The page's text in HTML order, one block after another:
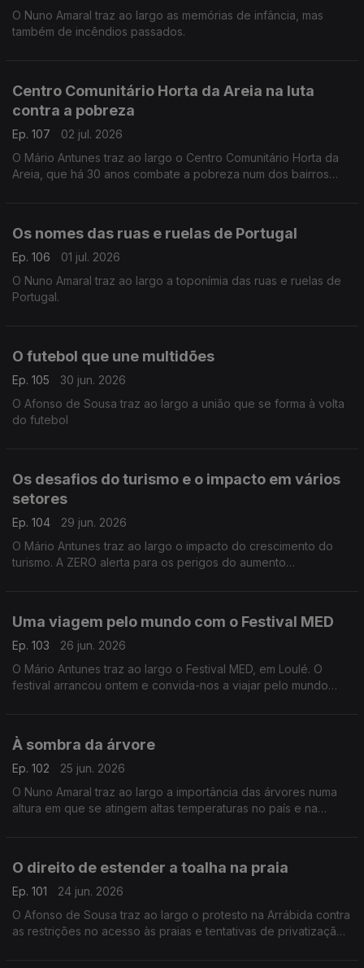
O Nuno Amaral traz ao largo as memórias de infância, mas
também de incêndios passados.
Centro Comunitário Horta da Areia na luta
contra a pobreza
Ep. 107
02 jul. 2026
O Mário Antunes traz ao largo o Centro Comunitário Horta da
Areia, que há 30 anos combate a pobreza num dos bairros
Os nomes das ruas e ruelas de Portugal
Ep. 106
01 jul. 2026
O Nuno Amaral traz ao largo a toponímia das ruas e ruelas de
Portugal.
O futebol que une multidões
Ep. 105
30 jun. 2026
O Afonso de Sousa traz ao largo a união que se forma à volta
do futebol
Os desafios do turismo e o impacto em vários
setores
Ep. 104
29 jun. 2026
O Mário Antunes traz ao largo o impacto do crescimento do
turismo. A ZERO alerta para os perigos do aumento
Uma viagem pelo mundo com o Festival MED
Ep. 103
26 jun. 2026
O Mário Antunes traz ao largo o Festival MED, em Loulé. O
festival arrancou ontem e convida-nos a viajar pelo mundo
À sombra da árvore
Ep. 102
25 jun. 2026
O Nuno Amaral traz ao largo a importância das árvores numa
altura em que se atingem altas temperaturas no país e na
O direito de estender a toalha na praia
Ep. 101
24 jun. 2026
O Afonso de Sousa traz ao largo o protesto na Arrábida contra
as restrições no acesso às praias e tentativas de privatização